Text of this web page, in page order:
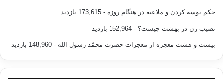
حکم بوسه کردن و ملاعبه در هنگام روزه - 173,615 بازدید
نصیب زن در بهشت چیست؟ - 152,964 بازدید
بیست و هشت معجزه از معجزات حضرت محمّد رسول الله - 148,960 بازدید